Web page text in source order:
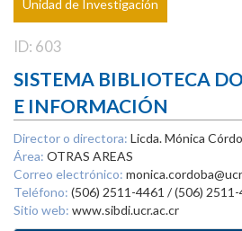
Unidad de Investigación
ID: 603
SISTEMA BIBLIOTECA
E INFORMACIÓN
Director o directora: Licda. Mónica
Área: OTRAS AREAS
Correo electrónico:
Teléfono: (506) 2511-4461 / (506)
Sitio web: www.sibdi.ucr.ac.cr